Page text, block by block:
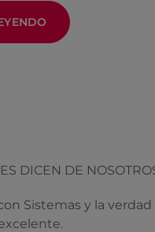
DICEN DE
Sistemas y la